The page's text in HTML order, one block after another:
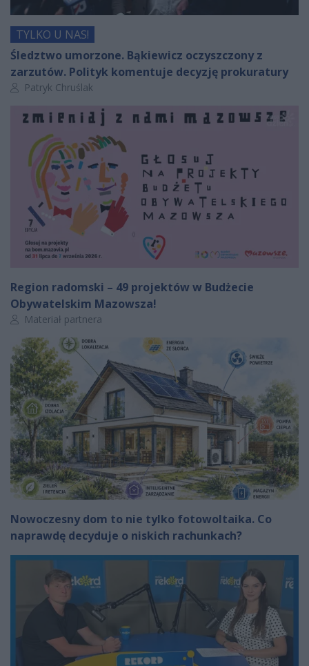
TYLKO U NAS!
Śledztwo umorzone. Bąkiewicz oczyszczony z
zarzutów. Polityk komentuje decyzję prokuratury
Autor artykułu:
Patryk Chruślak
Region radomski – 49 projektów w Budżecie
Obywatelskim Mazowsza!
Autor artykułu:
Materiał partnera
Nowoczesny dom to nie tylko fotowoltaika. Co
naprawdę decyduje o niskich rachunkach?